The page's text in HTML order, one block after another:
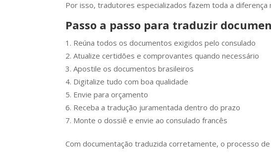
Por isso, tradutores especializados fazem toda a diferença
Passo a passo para traduzir
Reúna todos os documentos exigidos pelo consulado
Atualize certidões e comprovantes quando necessário
Apostile os documentos brasileiros
Digitalize tudo com boa qualidade
Envie para orçamento
Receba a tradução juramentada dentro do prazo
Monte o dossiê e envie ao consulado francês
Com documentação traduzida corretamente, o processo